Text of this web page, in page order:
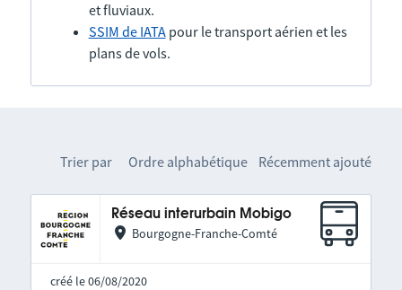
et fluviaux.
SSIM de IATApour le transport aérien et les
plans de vols.
Trier par Ordre alphabétique Récemment ajouté
Réseau interurbain Mobigo
Bourgogne-Franche-Comté
créé le 06/08/2020